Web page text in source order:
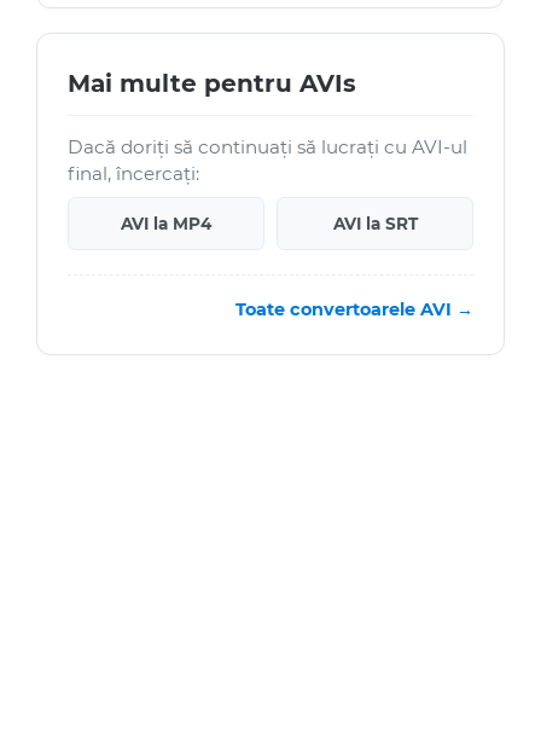
Mai multe pentru AVIs
Dacă doriți să continuați să lucrați cu AVI-ul
final, încercați:
AVI la MP4 AVI la SRT
Toate convertoarele AVI →